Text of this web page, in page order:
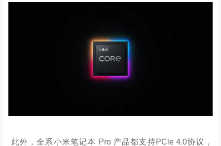
此外，全系小米笔记本 Pro 产品都支持PCle 4.0协议，